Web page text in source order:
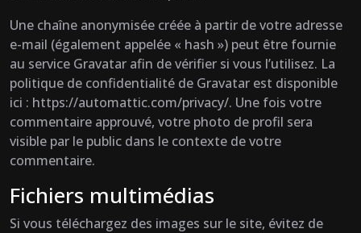
Une chaîne anonymisée créée à partir de votre adresse
e-mail (également appelée « hash ») peut être fournie
au service Gravatar afin de vérifier si vous l’utilisez. La
politique de confidentialité de Gravatar est disponible
ici : https://automattic.com/privacy/. Une fois votre
commentaire approuvé, votre photo de profil sera
visible par le public dans le contexte de votre
commentaire.
Fichiers multimédias
Si vous téléchargez des images sur le site, évitez de